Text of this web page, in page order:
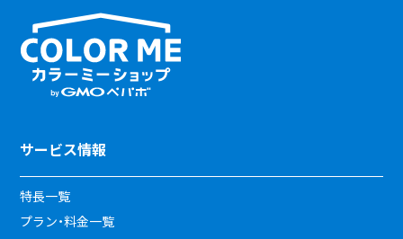
サービス情報
特長一覧
プラン・料金一覧